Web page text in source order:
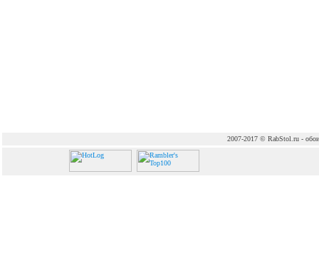
2007-2017 © RabStol.ru - обои